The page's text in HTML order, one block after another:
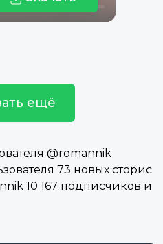
ещё
@romannik
73 новых сторис
10 167 подписчиков и